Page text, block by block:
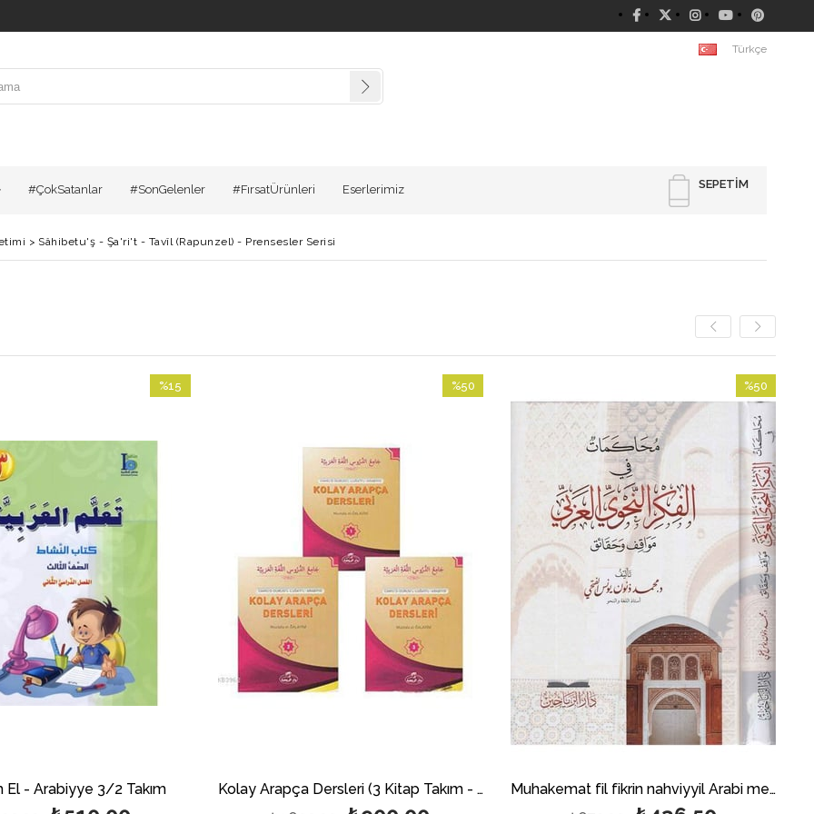
Türkçe
SEPETIM
#ÇokSatanlar #SonGelenler #FırsatÜrünleri Eserlerimiz
> Sâhibetu'ş - Şa'ri't - Tavîl (Rapunzel) - Prensesler Serisi
El - Arabiyye 3/2 Takım
%15
Kolay Arapça Dersleri (3 Kitap Takım - Karton Kapak); Camiu'd - Durusi'l - Lugati'l - Arabiyye
%50
Muhakemat fil fikrin nahviyyil Arabi mevakıf ve hakaik - محاكمات في الفكر النحوي العربي مواقف وحقائق
%50
%50İndirim